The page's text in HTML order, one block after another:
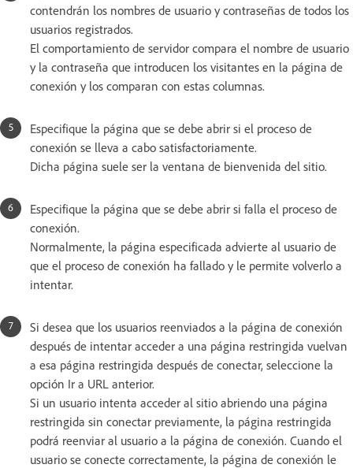
contendrán los nombres de usuario y contraseñas de todos los
usuarios registrados.
El comportamiento de servidor compara el nombre de usuario
y la contraseña que introducen los visitantes en la página de
conexión y los comparan con estas columnas.
Especifique la página que se debe abrir si el proceso de
conexión se lleva a cabo satisfactoriamente.
Dicha página suele ser la ventana de bienvenida del sitio.
Especifique la página que se debe abrir si falla el proceso de
conexión.
Normalmente, la página especificada advierte al usuario de
que el proceso de conexión ha fallado y le permite volverlo a
intentar.
Si desea que los usuarios reenviados a la página de conexión
después de intentar acceder a una página restringida vuelvan
a esa página restringida después de conectar, seleccione la
opción Ir a URL anterior.
Si un usuario intenta acceder al sitio abriendo una página
restringida sin conectar previamente, la página restringida
podrá reenviar al usuario a la página de conexión. Cuando el
usuario se conecte correctamente, la página de conexión le